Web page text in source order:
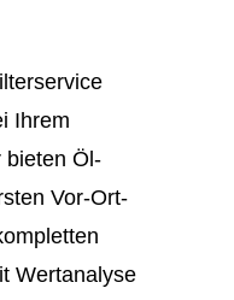
Ihrem
bieten Öl-
Vor-Ort-
Wertanalyse